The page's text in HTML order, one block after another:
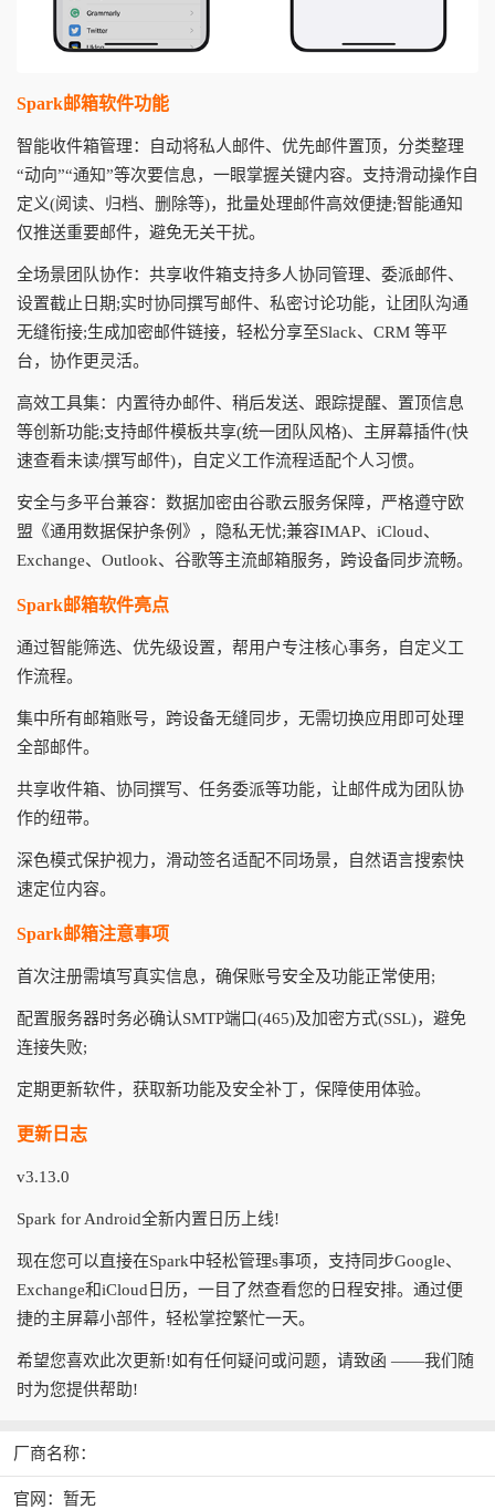
Spark邮箱软件功能
智能收件箱管理：自动将私人邮件、优先邮件置顶，分类整理
“动向”“通知”等次要信息，一眼掌握关键内容。支持滑动操作自
定义(阅读、归档、删除等)，批量处理邮件高效便捷;智能通知
仅推送重要邮件，避免无关干扰。
全场景团队协作：共享收件箱支持多人协同管理、委派邮件、
设置截止日期;实时协同撰写邮件、私密讨论功能，让团队沟通
无缝衔接;生成加密邮件链接，轻松分享至Slack、CRM 等平
台，协作更灵活。
高效工具集：内置待办邮件、稍后发送、跟踪提醒、置顶信息
等创新功能;支持邮件模板共享(统一团队风格)、主屏幕插件(快
速查看未读/撰写邮件)，自定义工作流程适配个人习惯。
安全与多平台兼容：数据加密由谷歌云服务保障，严格遵守欧
盟《通用数据保护条例》，隐私无忧;兼容IMAP、iCloud、
Exchange、Outlook、谷歌等主流邮箱服务，跨设备同步流畅。
Spark邮箱软件亮点
通过智能筛选、优先级设置，帮用户专注核心事务，自定义工
作流程。
集中所有邮箱账号，跨设备无缝同步，无需切换应用即可处理
全部邮件。
共享收件箱、协同撰写、任务委派等功能，让邮件成为团队协
作的纽带。
深色模式保护视力，滑动签名适配不同场景，自然语言搜索快
速定位内容。
Spark邮箱注意事项
首次注册需填写真实信息，确保账号安全及功能正常使用;
配置服务器时务必确认SMTP端口(465)及加密方式(SSL)，避免
连接失败;
定期更新软件，获取新功能及安全补丁，保障使用体验。
更新日志
v3.13.0
Spark for Android全新内置日历上线!
现在您可以直接在Spark中轻松管理s事项，支持同步Google、
Exchange和iCloud日历，一目了然查看您的日程安排。通过便
捷的主屏幕小部件，轻松掌控繁忙一天。
希望您喜欢此次更新!如有任何疑问或问题，请致函 ——我们随
时为您提供帮助!
厂商名称：
官网：暂无